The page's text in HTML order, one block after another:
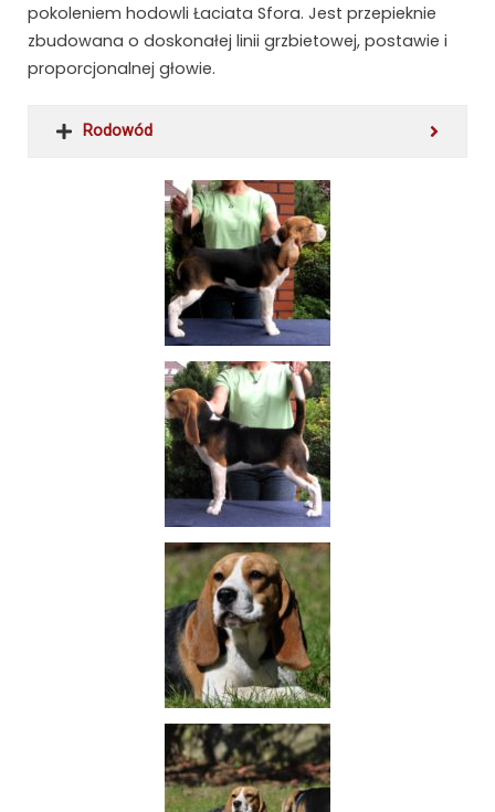
pokoleniem hodowli Łaciata Sfora. Jest przepieknie
zbudowana o doskonałej linii grzbietowej, postawie i
proporcjonalnej głowie.
Rodowód